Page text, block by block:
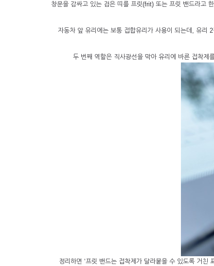
창문을 감싸고 있는 검은 띠를 프릿(frit) 또는 프릿 밴드라고
자동차 앞 유리에는 보통 접합유리가 사용이 되는데, 유리
두 번째 역할은 직사광선을 막아 유리에 바른 접착제
정리하면 ‘프릿 밴드는 접착제가 달라붙을 수 있도록 거